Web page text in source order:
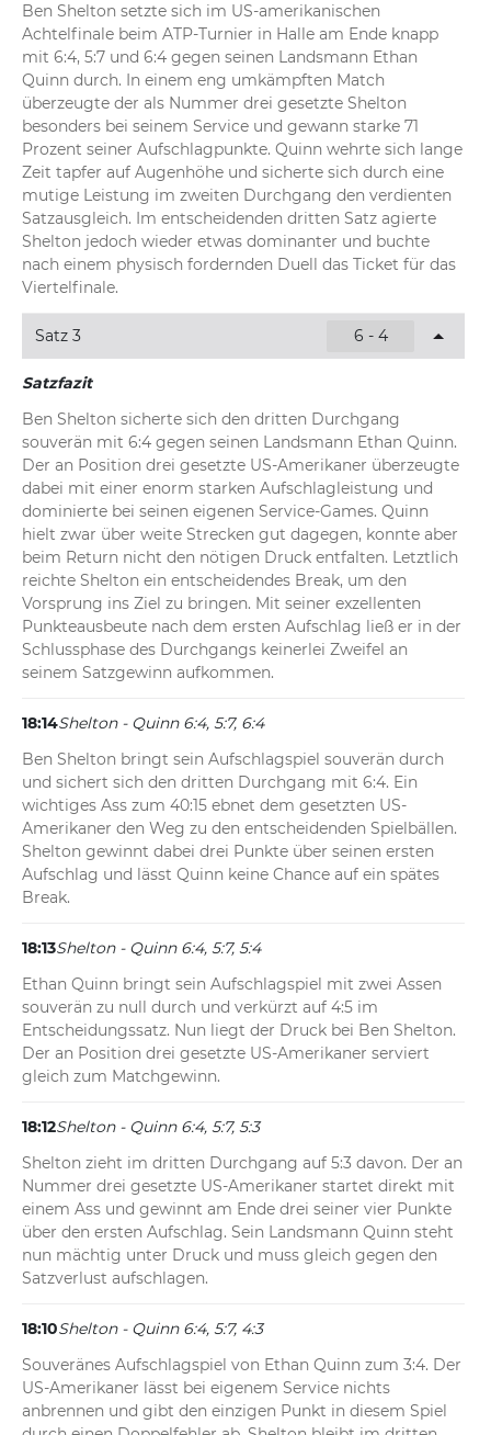
Ben Shelton setzte sich im US-amerikanischen
Achtelfinale beim ATP-Turnier in Halle am Ende knapp
mit 6:4, 5:7 und 6:4 gegen seinen Landsmann Ethan
Quinn durch. In einem eng umkämpften Match
überzeugte der als Nummer drei gesetzte Shelton
besonders bei seinem Service und gewann starke 71
Prozent seiner Aufschlagpunkte. Quinn wehrte sich lange
Zeit tapfer auf Augenhöhe und sicherte sich durch eine
mutige Leistung im zweiten Durchgang den verdienten
Satzausgleich. Im entscheidenden dritten Satz agierte
Shelton jedoch wieder etwas dominanter und buchte
nach einem physisch fordernden Duell das Ticket für das
Viertelfinale.
Satz 3 6 - 4
Satzfazit
Ben Shelton sicherte sich den dritten Durchgang
souverän mit 6:4 gegen seinen Landsmann Ethan Quinn.
Der an Position drei gesetzte US-Amerikaner überzeugte
dabei mit einer enorm starken Aufschlagleistung und
dominierte bei seinen eigenen Service-Games. Quinn
hielt zwar über weite Strecken gut dagegen, konnte aber
beim Return nicht den nötigen Druck entfalten. Letztlich
reichte Shelton ein entscheidendes Break, um den
Vorsprung ins Ziel zu bringen. Mit seiner exzellenten
Punkteausbeute nach dem ersten Aufschlag ließ er in der
Schlussphase des Durchgangs keinerlei Zweifel an
seinem Satzgewinn aufkommen.
18:14Shelton - Quinn 6:4, 5:7, 6:4
Ben Shelton bringt sein Aufschlagspiel souverän durch
und sichert sich den dritten Durchgang mit 6:4. Ein
wichtiges Ass zum 40:15 ebnet dem gesetzten US-
Amerikaner den Weg zu den entscheidenden Spielbällen.
Shelton gewinnt dabei drei Punkte über seinen ersten
Aufschlag und lässt Quinn keine Chance auf ein spätes
Break.
18:13Shelton - Quinn 6:4, 5:7, 5:4
Ethan Quinn bringt sein Aufschlagspiel mit zwei Assen
souverän zu null durch und verkürzt auf 4:5 im
Entscheidungssatz. Nun liegt der Druck bei Ben Shelton.
Der an Position drei gesetzte US-Amerikaner serviert
gleich zum Matchgewinn.
18:12Shelton - Quinn 6:4, 5:7, 5:3
Shelton zieht im dritten Durchgang auf 5:3 davon. Der an
Nummer drei gesetzte US-Amerikaner startet direkt mit
einem Ass und gewinnt am Ende drei seiner vier Punkte
über den ersten Aufschlag. Sein Landsmann Quinn steht
nun mächtig unter Druck und muss gleich gegen den
Satzverlust aufschlagen.
18:10Shelton - Quinn 6:4, 5:7, 4:3
Souveränes Aufschlagspiel von Ethan Quinn zum 3:4. Der
US-Amerikaner lässt bei eigenem Service nichts
anbrennen und gibt den einzigen Punkt in diesem Spiel